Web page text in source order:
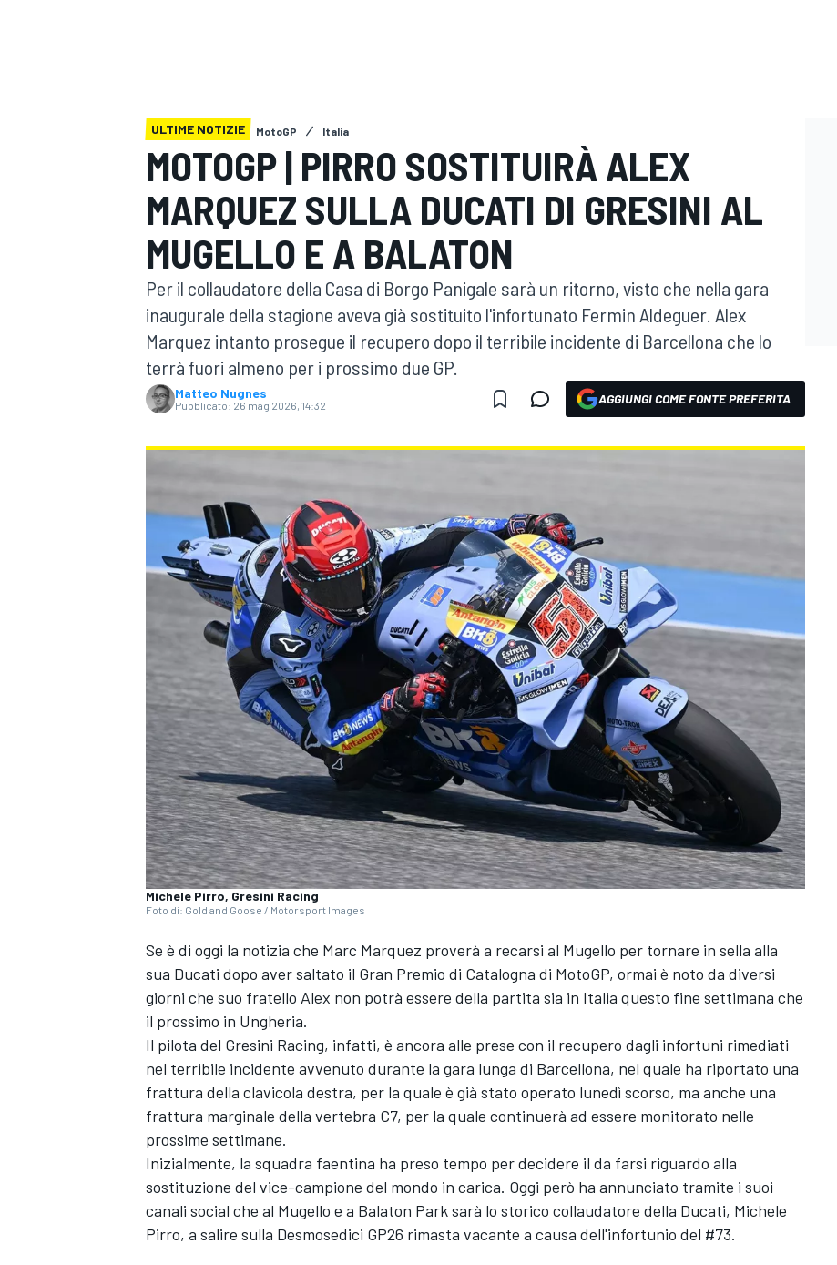
WRC
MONOPOSTO
ULTIME NOTIZIE MotoGP Italia
MOTOGP | PIRRO SOSTITUIRÀ ALEX
MARQUEZ SULLA DUCATI DI GRESINI AL
MUGELLO E A BALATON
Per il collaudatore della Casa di Borgo Panigale sarà un ritorno, visto che nella gara
inaugurale della stagione aveva già sostituito l'infortunato Fermin Aldeguer. Alex
Marquez intanto prosegue il recupero dopo il terribile incidente di Barcellona che lo
terrà fuori almeno per i prossimo due GP.
Matteo Nugnes
Pubblicato: 26 mag 2026, 14:32 AGGIUNGI COME FONTE PREFERITA
Michele Pirro, Gresini Racing
Foto di: Gold and Goose / Motorsport Images
Se è di oggi la notizia che Marc Marquez proverà a recarsi al Mugello per tornare in sella alla
sua Ducati dopo aver saltato il Gran Premio di Catalogna di MotoGP, ormai è noto da diversi
giorni che suo fratello Alex non potrà essere della partita sia in Italia questo fine settimana che
il prossimo in Ungheria.
Il pilota del Gresini Racing, infatti, è ancora alle prese con il recupero dagli infortuni rimediati
nel terribile incidente avvenuto durante la gara lunga di Barcellona, nel quale ha riportato una
frattura della clavicola destra, per la quale è già stato operato lunedì scorso, ma anche una
frattura marginale della vertebra C7, per la quale continuerà ad essere monitorato nelle
prossime settimane.
Inizialmente, la squadra faentina ha preso tempo per decidere il da farsi riguardo alla
sostituzione del vice-campione del mondo in carica. Oggi però ha annunciato tramite i suoi
canali social che al Mugello e a Balaton Park sarà lo storico collaudatore della Ducati, Michele
Pirro, a salire sulla Desmosedici GP26 rimasta vacante a causa dell'infortunio del #73.